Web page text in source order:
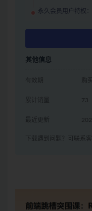
永久会员用户特权：
其他信息
有效期 购
累计销量 73
最近更新
下载遇到问题？可联系